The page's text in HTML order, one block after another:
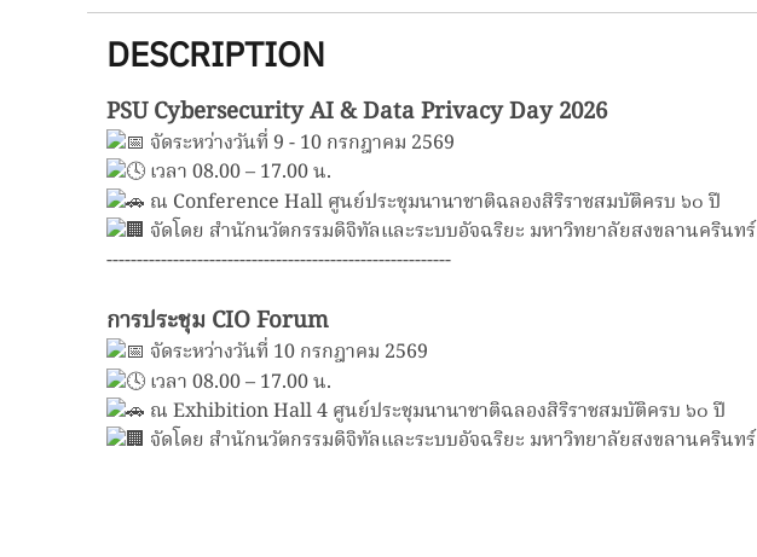
DESCRIPTION
PSU Cybersecurity AI & Data Privacy Day 2026
จัดระหว่างวันที่ 9 - 10 กรกฎาคม 2569
เวลา 08.00 – 17.00 น.
ณ Conference Hall ศูนย์ประชุมนานาชาติฉลองสิริราชสมบัติครบ ๖๐ ปี
จัดโดย สำนักนวัตกรรมดิจิทัลและระบบอัจฉริยะ มหาวิทยาลัยสงขลานครินทร์
---------------------------------------------------------
การประชุม CIO Forum
จัดระหว่างวันที่ 10 กรกฎาคม 2569
เวลา 08.00 – 17.00 น.
ณ Exhibition Hall 4 ศูนย์ประชุมนานาชาติฉลองสิริราชสมบัติครบ ๖๐ ปี
จัดโดย สำนักนวัตกรรมดิจิทัลและระบบอัจฉริยะ มหาวิทยาลัยสงขลานครินทร์